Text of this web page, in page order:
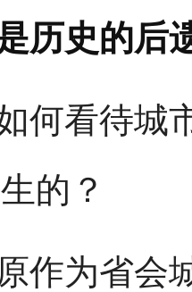
历史的后
看待城市
的？
为省会城